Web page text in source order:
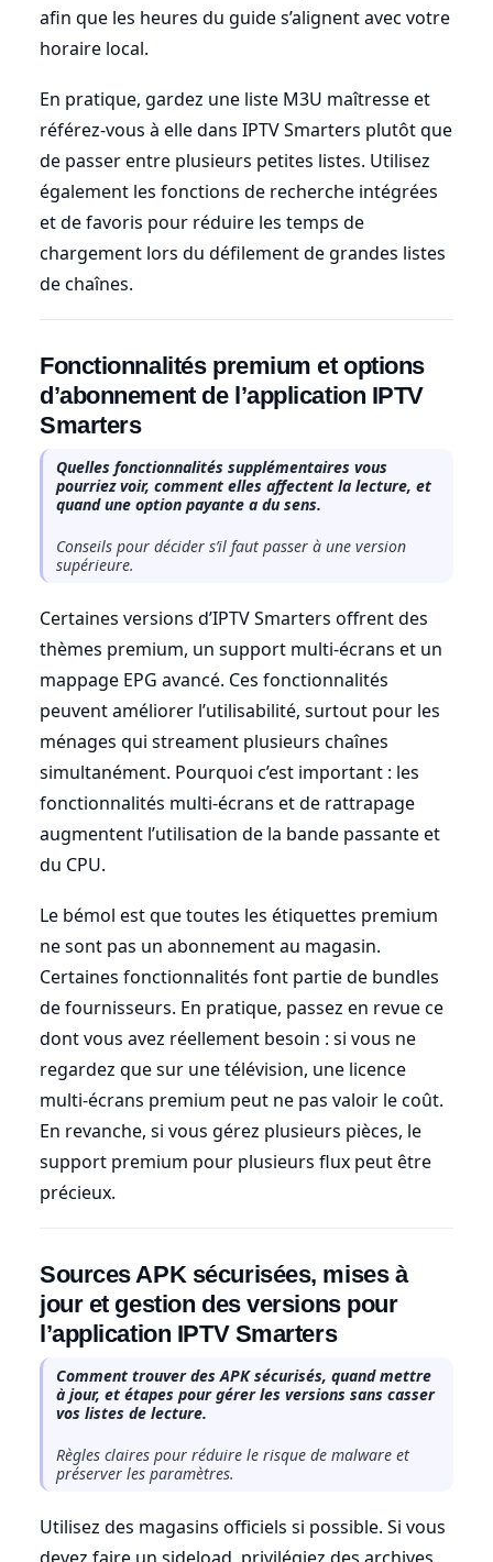
afin que les heures du guide s’alignent avec votre
horaire local.
En pratique, gardez une liste M3U maîtresse et
référez-vous à elle dans IPTV Smarters plutôt que
de passer entre plusieurs petites listes. Utilisez
également les fonctions de recherche intégrées
et de favoris pour réduire les temps de
chargement lors du défilement de grandes listes
de chaînes.
Fonctionnalités premium et options
d’abonnement de l’application IPTV
Smarters
Quelles fonctionnalités supplémentaires vous
pourriez voir, comment elles affectent la lecture, et
quand une option payante a du sens.
Conseils pour décider s’il faut passer à une version
supérieure.
Certaines versions d’IPTV Smarters offrent des
thèmes premium, un support multi-écrans et un
mappage EPG avancé. Ces fonctionnalités
peuvent améliorer l’utilisabilité, surtout pour les
ménages qui streament plusieurs chaînes
simultanément. Pourquoi c’est important : les
fonctionnalités multi-écrans et de rattrapage
augmentent l’utilisation de la bande passante et
du CPU.
Le bémol est que toutes les étiquettes premium
ne sont pas un abonnement au magasin.
Certaines fonctionnalités font partie de bundles
de fournisseurs. En pratique, passez en revue ce
dont vous avez réellement besoin : si vous ne
regardez que sur une télévision, une licence
multi-écrans premium peut ne pas valoir le coût.
En revanche, si vous gérez plusieurs pièces, le
support premium pour plusieurs flux peut être
précieux.
Sources APK sécurisées, mises à
jour et gestion des versions pour
l’application IPTV Smarters
Comment trouver des APK sécurisés, quand mettre
à jour, et étapes pour gérer les versions sans casser
vos listes de lecture.
Règles claires pour réduire le risque de malware et
préserver les paramètres.
Utilisez des magasins officiels si possible. Si vous